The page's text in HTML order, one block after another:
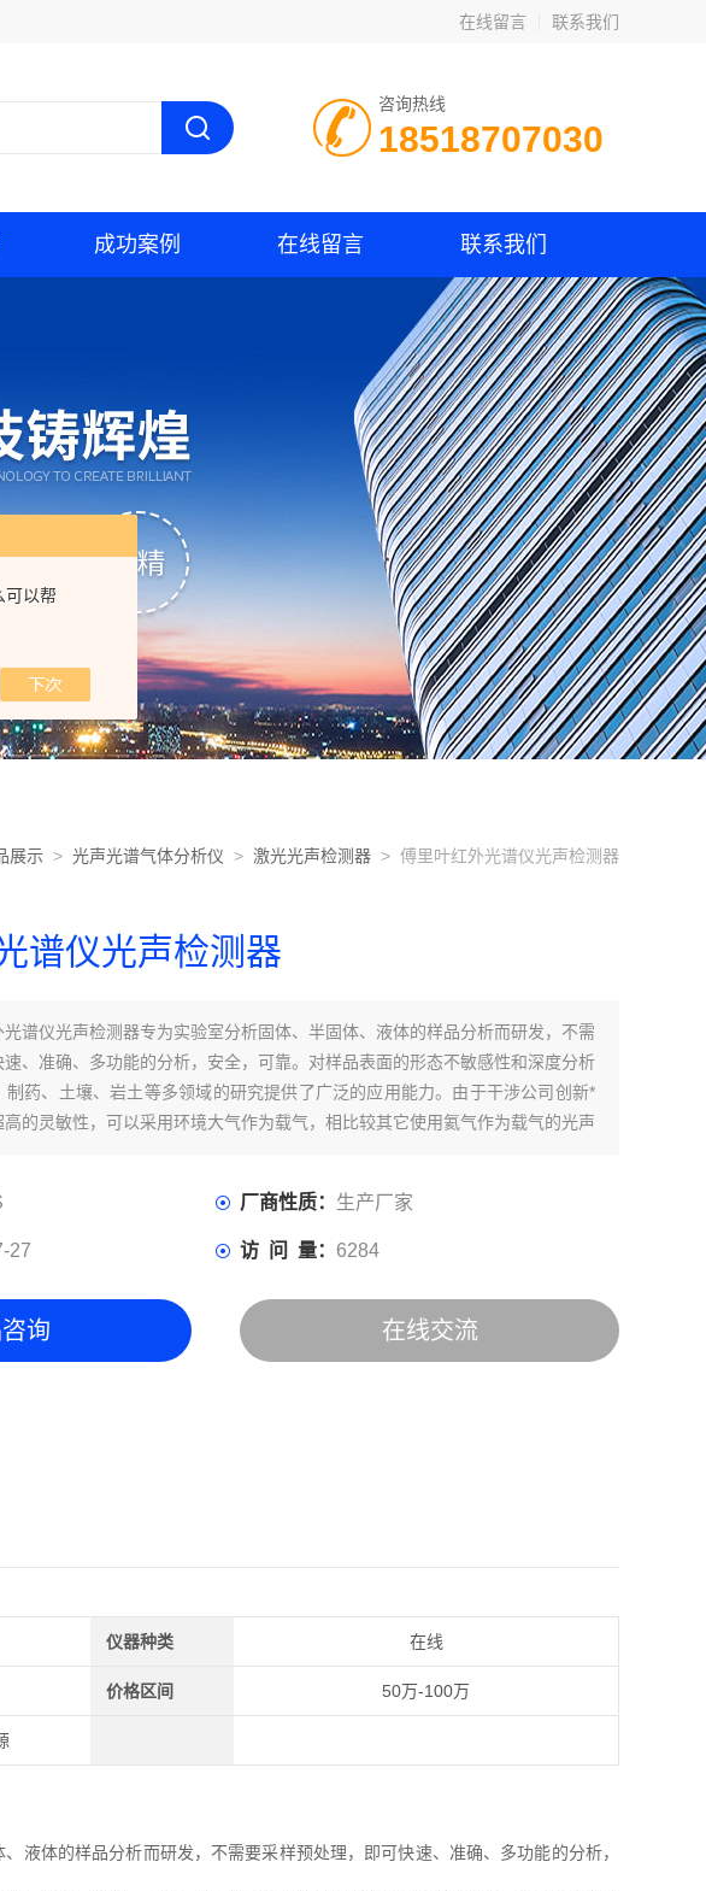
可以帮
在线留言 联系我们
咨询热线
18518707030
成功案例 在线留言 联系我们
展示 > 光声光谱气体分析仪 > 激光光声检测器 > 傅里叶红外光谱仪光声检测器
谱仪光声检测器
谱仪光声检测器专为实验室分析固体、半固体、液体的样品分析而研发，不需
、准确、多功能的分析，安全，可靠。对样品表面的形态不敏感性和深度分析
制药、土壤、岩土等多领域的研究提供了广泛的应用能力。由于干涉公司创新*
的灵敏性，可以采用环境大气作为载气，相比较其它使用氦气作为载气的光声
厂商性质： 生产厂家
27 访 问 量： 6284
询 在线交流
仪器种类 在线
价格区间 50万-100万
体的样品分析而研发，不需要采样预处理，即可快速、准确、多功能的分析，